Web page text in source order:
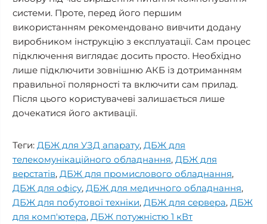
системи. Проте, перед його першим
використанням рекомендовано вивчити додану
виробником інструкцію з експлуатації. Сам процес
підключення виглядає досить просто. Необхідно
лише підключити зовнішню АКБ із дотриманням
правильної полярності та включити сам прилад.
Після цього користувачеві залишається лише
дочекатися його активації.
Теги: ДБЖ для УЗД апарату, ДБЖ для
телекомунікаційного обладнання, ДБЖ для
верстатів, ДБЖ для промислового обладнання,
ДБЖ для офісу, ДБЖ для медичного обладнання,
ДБЖ для побутової техніки, ДБЖ для сервера, ДБЖ
для комп'ютера, ДБЖ потужністю 1 кВт